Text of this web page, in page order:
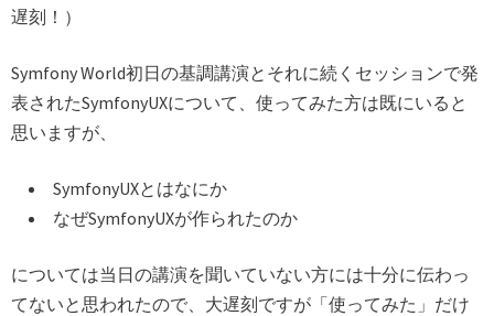
遅刻！）
Symfony World初日の基調講演とそれに続くセッションで発
表されたSymfonyUXについて、使ってみた方は既にいると
思いますが、
SymfonyUXとはなにか
なぜSymfonyUXが作られたのか
については当日の講演を聞いていない方には十分に伝わっ
てないと思われたので、大遅刻ですが「使ってみた」だけ